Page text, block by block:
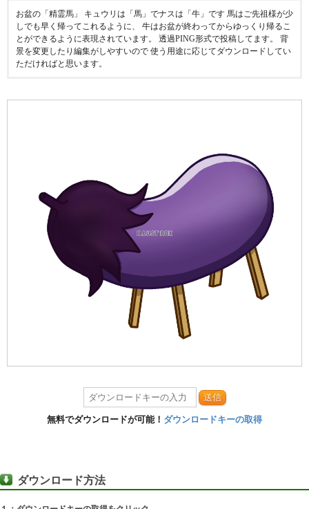
お盆の「精霊馬」 キュウリは「馬」でナスは「牛」です 馬はご先祖様が少
しでも早く帰ってこれるように、 牛はお盆が終わってからゆっくり帰るこ
とができるように表現されています。 透過PING形式で投稿してます。 背
景を変更したり編集がしやすいので 使う用途に応じてダウンロードしてい
ただければと思います。
送信
無料でダウンロードが可能！ ダウンロードキーの取得
ダウンロード方法